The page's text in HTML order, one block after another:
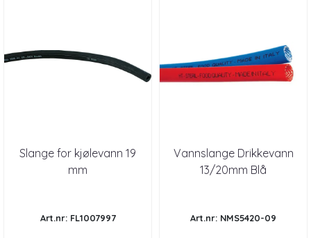
Slange for kjølevann 19
mm
Art.nr: FL1007997
Vannslange Drikkevann
13/20mm Blå
Art.nr: NMS5420-09